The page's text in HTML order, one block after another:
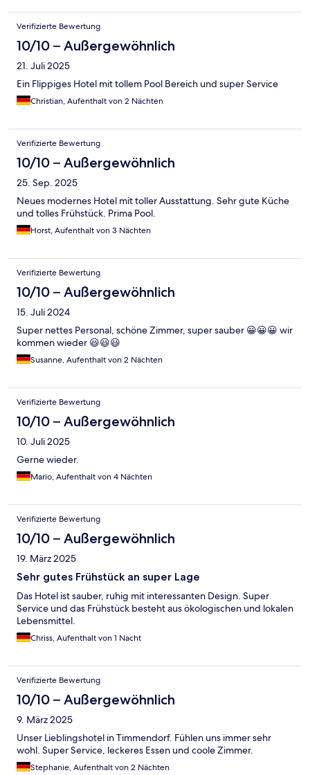
Verifizierte Bewertung
10/10 – Außergewöhnlich
21. Juli 2025
Ein Flippiges Hotel mit tollem Pool Bereich und super Service
Christian, Aufenthalt von 2 Nächten
Verifizierte Bewertung
10/10 – Außergewöhnlich
25. Sep. 2025
Neues modernes Hotel mit toller Ausstattung. Sehr gute Küche
und tolles Frühstück. Prima Pool.
Horst, Aufenthalt von 3 Nächten
Verifizierte Bewertung
10/10 – Außergewöhnlich
15. Juli 2024
Super nettes Personal, schöne Zimmer, super sauber 😀😀😀 wir
kommen wieder 😃😃😃
Susanne, Aufenthalt von 2 Nächten
Verifizierte Bewertung
10/10 – Außergewöhnlich
10. Juli 2025
Gerne wieder.
Mario, Aufenthalt von 4 Nächten
Verifizierte Bewertung
10/10 – Außergewöhnlich
19. März 2025
Sehr gutes Frühstück an super Lage
Das Hotel ist sauber, ruhig mit interessanten Design. Super
Service und das Frühstück besteht aus ökologischen und lokalen
Lebensmittel.
Chriss, Aufenthalt von 1 Nacht
Verifizierte Bewertung
10/10 – Außergewöhnlich
9. März 2025
Unser Lieblingshotel in Timmendorf. Fühlen uns immer sehr
wohl. Super Service, leckeres Essen und coole Zimmer.
Stephanie, Aufenthalt von 2 Nächten